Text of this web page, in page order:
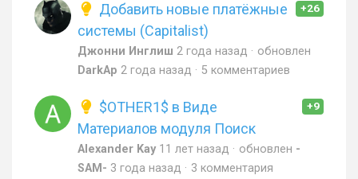
+26
Добавить новые платёжные
системы (Capitalist)
Джонни Инглиш 2 года назад
обновлен
DarkAp 2 года назад 5 комментариев
+9
$OTHER1$ в Виде
Материалов модуля Поиск
Alexander Kay 11 лет назад обновлен -
SAM- 3 года назад 3 комментария